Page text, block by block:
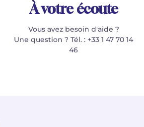
À votre écoute
Vous avez besoin d'aide ?
Une question ? Tél. : +33 1 47 70 14
46